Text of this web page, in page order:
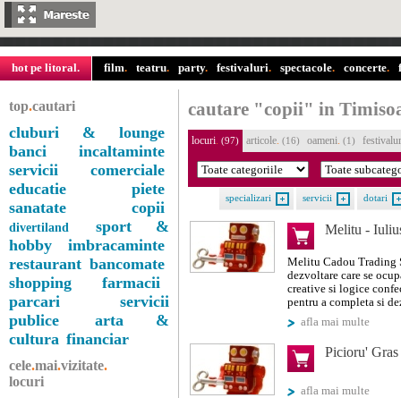
hot pe litoral. film. teatru. party. festivaluri. spectacole. concerte.
top.cautari
cluburi & lounge
banci
incaltaminte
servicii comerciale
educatie
piete
sanatate
copii
divertiland
sport &
hobby
imbracaminte
restaurant bancomate
shopping
farmacii
parcari
servicii
publice
arta &
cultura financiar
cele.mai.vizitate.
locuri
cautare "copii" in
locuri. (97) articole. (16) oameni. (1)
dotari
servicii
specializari
Melitu -
Melitu Cadou Trading
dezvoltare care se
creative si logice
pentru a completa si
afla mai multe
Picioru'
afla mai multe